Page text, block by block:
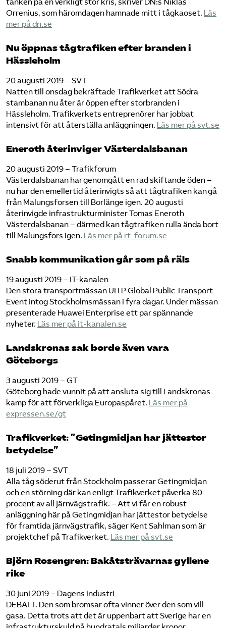
tanken på en verkligt stor kris, skriver DN:s Niklas
Orrenius, som häromdagen hamnade mitt i tågkaoset. Läs
mer på dn.se
Nu öppnas tågtrafiken efter branden i
Hässleholm
20 augusti 2019 – SVT
Natten till onsdag bekräftade Trafikverket att Södra
stambanan nu åter är öppen efter storbranden i
Hässleholm. Trafikverkets entreprenörer har jobbat
intensivt för att återställa anläggningen. Läs mer på svt.se
Eneroth återinviger Västerdalsbanan
20 augusti 2019 – Trafikforum
Västerdalsbanan har genomgått en rad skiftande öden –
nu har den emellertid återinvigts så att tågtrafiken kan gå
från Malungsforsen till Borlänge igen. 20 augusti
återinvigde infrastrukturminister Tomas Eneroth
Västerdalsbanan – därmed kan tågtrafiken rulla ända bort
till Malungsfors igen. Läs mer på rt-forum.se
Snabb kommunikation går som på räls
19 augusti 2019 – IT-kanalen
Den stora transportmässan UITP Global Public Transport
Event intog Stockholmsmässan i fyra dagar. Under mässan
presenterade Huawei Enterprise ett par spännande
nyheter. Läs mer på it-kanalen.se
Landskronas sak borde även vara
Göteborgs
3 augusti 2019 – GT
Göteborg hade vunnit på att ansluta sig till Landskronas
kamp för att förverkliga Europaspåret. Läs mer på
expressen.se/gt
Trafikverket: ”Getingmidjan har jättestor
betydelse”
18 juli 2019 – SVT
Alla tåg söderut från Stockholm passerar Getingmidjan
och en störning där kan enligt Trafikverket påverka 80
procent av all järnvägstrafik. – Att vi får en robust
anläggning här på Getingmidjan har jättestor betydelse
för framtida järnvägstrafik, säger Kent Sahlman som är
projektchef på Trafikverket. Läs mer på svt.se
Björn Rosengren: Bakåtsträvarnas gyllene
rike
30 juni 2019 – Dagens industri
DEBATT. Den som bromsar ofta vinner över den som vill
gasa. Detta trots att det är uppenbart att Sverige har en